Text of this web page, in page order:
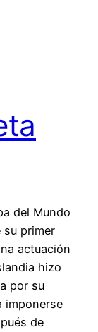
del Mundo
su primer
actuación
hizo
por su
imponerse
de